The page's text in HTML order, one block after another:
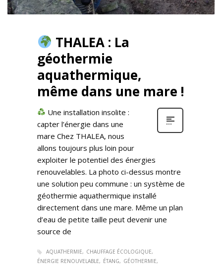
THALEA : La
géothermie
aquathermique,
même dans une mare !
Une installation insolite :
capter l’énergie dans une
mare Chez THALEA, nous
allons toujours plus loin pour
exploiter le potentiel des énergies
renouvelables. La photo ci-dessus montre
une solution peu commune : un système de
géothermie aquathermique installé
directement dans une mare. Même un plan
d’eau de petite taille peut devenir une
source de
AQUATHERMIE
CHAUFFAGE ÉCOLOGIQUE
ÉNERGIE RENOUVELABLE
ÉTANG
GÉOTHERMIE